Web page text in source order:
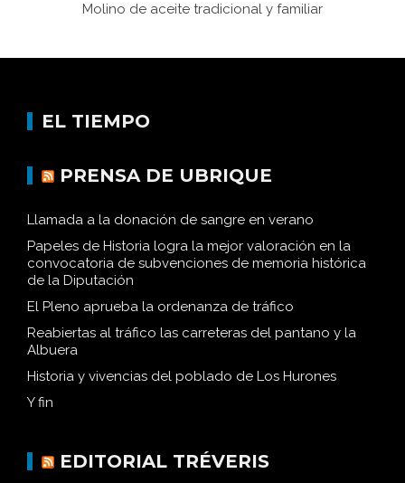
Molino de aceite tradicional y familiar
EL TIEMPO
PRENSA DE UBRIQUE
Llamada a la donación de sangre en verano
Papeles de Historia logra la mejor valoración en la
convocatoria de subvenciones de memoria histórica
de la Diputación
El Pleno aprueba la ordenanza de tráfico
Reabiertas al tráfico las carreteras del pantano y la
Albuera
Historia y vivencias del poblado de Los Hurones
Y fin
EDITORIAL TRÉVERIS